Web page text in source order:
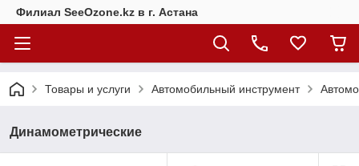
Филиал SeeOzone.kz в г. Астана
Товары и услуги Автомобильный инструмент
Динамометрические